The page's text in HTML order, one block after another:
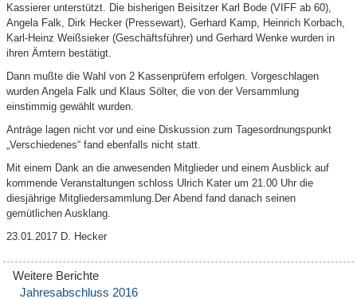
Kassierer unterstützt. Die bisherigen Beisitzer Karl Bode (VIFF ab 60),
Angela Falk, Dirk Hecker (Pressewart), Gerhard Kamp, Heinrich Korbach,
Karl-Heinz Weißsieker (Geschäftsführer) und Gerhard Wenke wurden in
ihren Ämtern bestätigt.
Dann mußte die Wahl von 2 Kassenprüfern erfolgen. Vorgeschlagen
wurden Angela Falk und Klaus Sölter, die von der Versammlung
einstimmig gewählt wurden.
Anträge lagen nicht vor und eine Diskussion zum Tagesordnungspunkt
„Verschiedenes“ fand ebenfalls nicht statt.
Mit einem Dank an die anwesenden Mitglieder und einem Ausblick auf
kommende Veranstaltungen schloss Ulrich Kater um 21.00 Uhr die
diesjährige Mitgliedersammlung.Der Abend fand danach seinen
gemütlichen Ausklang.
23.01.2017 D. Hecker
Jahresabschluss 2016